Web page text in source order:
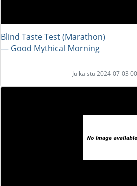
Blind Taste Test (Marathon)
― Good Mythical Morning
Julkaistu 2024-07-03